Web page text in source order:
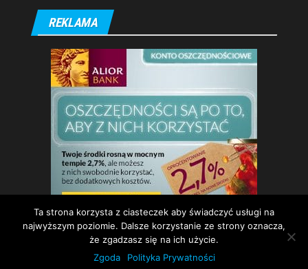
REKLAMA
Dumnie wspierane przezWordPress |Motyw:
Ta strona korzysta z ciasteczek aby świadczyć usługi na
najwyższym poziomie. Dalsze korzystanie ze strony oznacza,
że zgadzasz się na ich użycie.
Zgoda
Polityka Prywatności